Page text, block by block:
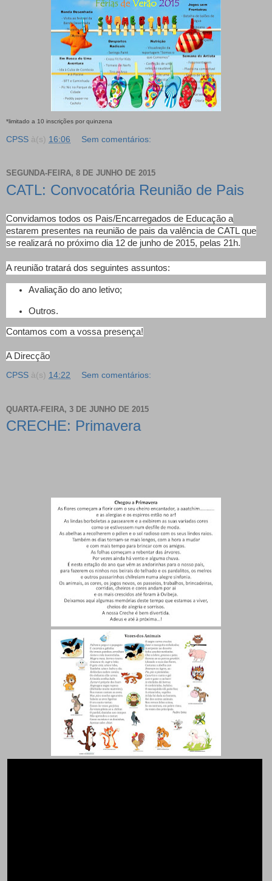
*limitado a 10 inscrições por quinzena
CPSS à(s) 16:06 Sem comentários:
SEGUNDA-FEIRA, 8 DE JUNHO DE 2015
CATL: Convocatória Reunião de Pais
Convidamos todos os Pais/Encarregados de Educação a
estarem presentes na reunião de pais da valência de CATL que
se realizará no próximo dia 12 de junho de 2015, pelas 21h.
A reunião tratará dos seguintes assuntos:
Avaliação do ano letivo;
Outros.
Contamos com a vossa presença!
A Direcção
CPSS à(s) 14:22 Sem comentários:
QUARTA-FEIRA, 3 DE JUNHO DE 2015
CRECHE: Primavera